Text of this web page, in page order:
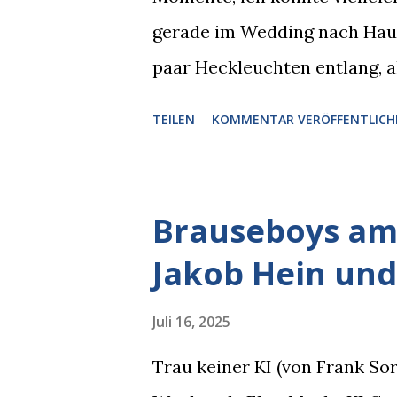
gerade im Wedding nach
paar Heckleuchten entlang,
blickte die Krähe und ihn an,
gleichzeitig amüsiert.
man immer aufpassen!”
TEILEN KOMMENTAR
Brauseboys
Jakob Hein
Juli 16, 2025
Trau keiner KI (von Frank